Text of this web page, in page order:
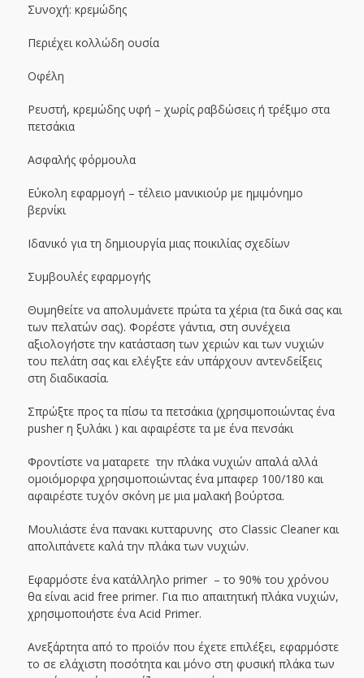
Συνοχή: κρεμώδης
Περιέχει κολλώδη ουσία
Οφέλη
Ρευστή, κρεμώδης υφή – χωρίς ραβδώσεις ή τρέξιμο στα
πετσάκια
Ασφαλής φόρμουλα
Εύκολη εφαρμογή – τέλειο μανικιούρ με ημιμόνημο
βερνίκι
Ιδανικό για τη δημιουργία μιας ποικιλίας σχεδίων
Συμβουλές εφαρμογής
Θυμηθείτε να απολυμάνετε πρώτα τα χέρια (τα δικά σας και
των πελατών σας). Φορέστε γάντια, στη συνέχεια
αξιολογήστε την κατάσταση των χεριών και των νυχιών
του πελάτη σας και ελέγξτε εάν υπάρχουν αντενδείξεις
στη διαδικασία.
Σπρώξτε προς τα πίσω τα πετσάκια (χρησιμοποιώντας ένα
pusher η ξυλάκι ) και αφαιρέστε τα με ένα πενσάκι
Φροντίστε να ματαρετε την πλάκα νυχιών απαλά αλλά
ομοιόμορφα χρησιμοποιώντας ένα μπαφερ 100/180 και
αφαιρέστε τυχόν σκόνη με μια μαλακή βούρτσα.
Μουλιάστε ένα πανακι κυτταρυνης στο Classic Cleaner και
απολιπάνετε καλά την πλάκα των νυχιών.
Εφαρμόστε ένα κατάλληλο primer – το 90% του χρόνου
θα είναι acid free primer. Για πιο απαιτητική πλάκα νυχιών,
χρησιμοποιήστε ένα Acid Primer.
Ανεξάρτητα από το προϊόν που έχετε επιλέξει, εφαρμόστε
το σε ελάχιστη ποσότητα και μόνο στη φυσική πλάκα των